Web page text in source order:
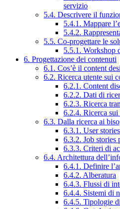
servizio
5.4. Descrivere il
5.4.1. Mappare
5.4.2.
5.5. Co-progettare le
5.5.1. Workshop
6. Progettazione dei contenuti
6.1. Cos’è il content
6.2. Ricerca utente sui
6.2.1. Content
6.2.2. Dati di
6.2.3. Ricerca
6.2.4. Ricerca
6.3. Dalla ricerca ai
6.3.1. User
6.3.2. Job stories
6.3.3. Criteri di
6.4. Architettura
6.4.1. Definire
6.4.2. Alberatura
6.4.3. Flussi di
6.4.4. Sistemi di
6.4.5. Tipologie